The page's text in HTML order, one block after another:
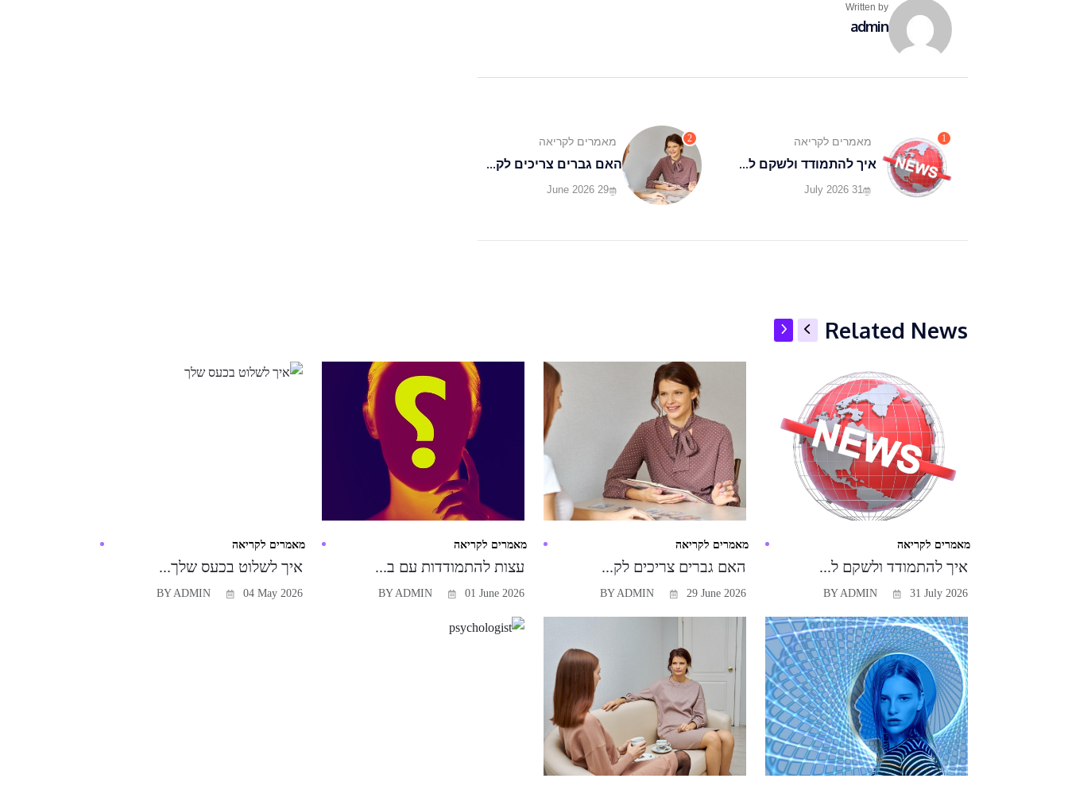
Written by
admin
1 מאמרים לקריאה
איך להתמודד ולשקם ל...
31 July 2026
2 מאמרים לקריאה
האם גברים צריכים לק...
29 June 2026
Related News
מאמרים לקריאה
איך להתמודד ולשקם ל...
BY ADMIN 31 July 2026
מאמרים לקריאה
האם גברים צריכים לק...
BY ADMIN 29 June 2026
מאמרים לקריאה
עצות להתמודדות עם ב...
BY ADMIN 01 June 2026
מאמרים לקריאה
איך לשלוט בכעס שלך...
BY ADMIN 04 May 2026